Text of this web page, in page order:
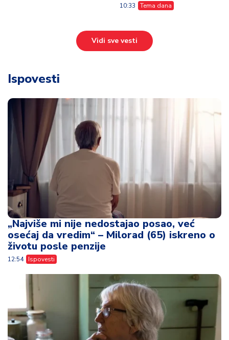
10:33 Tema dana
Vidi sve vesti
Ispovesti
„Najviše mi nije nedostajao posao, već
osećaj da vredim“ – Milorad (65) iskreno o
životu posle penzije
12:54 Ispovesti